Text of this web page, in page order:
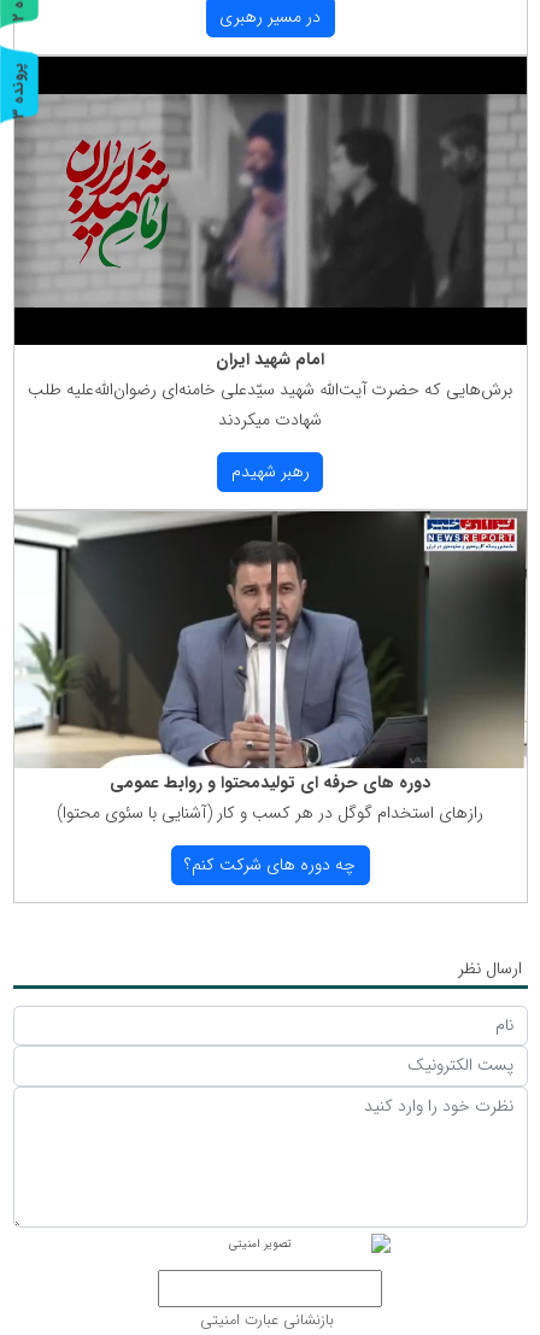
در مسیر رهبری
امام شهید ایران
برش‌هایی كه حضرت آیت‌الله شهید سیّدعلی خامنه‌ای رضوان‌الله‌علیه طلب
شهادت میكردند
رهبر شهیدم
دوره های حرفه ای تولیدمحتوا و روابط عمومی
رازهای استخدام گوگل در هر كسب و كار (آشنایی با سئوی محتوا)
چه دوره های شركت كنم؟
ارسال نظر
بازنشانی عبارت امنیتی
ر
و
ن
د
ه
پ
ر
و
ن
د
ه
3